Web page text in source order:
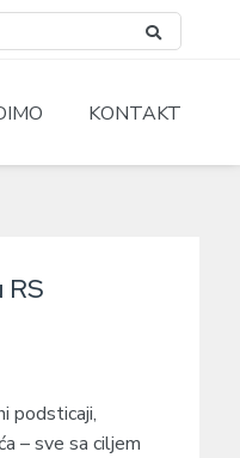
KONTAKT
podsticaji,
– sve sa ciljem